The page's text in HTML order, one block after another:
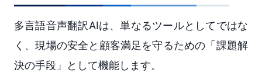
多言語音声翻訳AIは、単なるツールとしてではな
く、現場の安全と顧客満足を守るための「課題解
決の手段」として機能します。